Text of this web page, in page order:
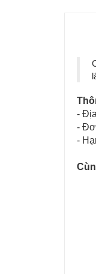
-
-
-